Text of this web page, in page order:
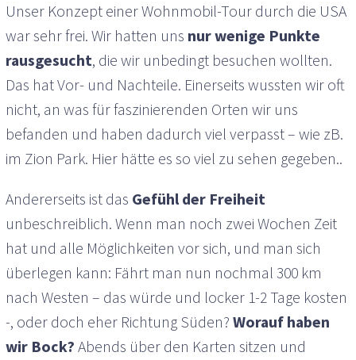
Unser Konzept einer Wohnmobil-Tour durch die USA
war sehr frei. Wir hatten uns nur wenige Punkte
rausgesucht, die wir unbedingt besuchen wollten.
Das hat Vor- und Nachteile. Einerseits wussten wir oft
nicht, an was für faszinierenden Orten wir uns
befanden und haben dadurch viel verpasst – wie zB.
im Zion Park. Hier hätte es so viel zu sehen gegeben..
Andererseits ist das Gefühl der Freiheit
unbeschreiblich. Wenn man noch zwei Wochen Zeit
hat und alle Möglichkeiten vor sich, und man sich
überlegen kann: Fährt man nun nochmal 300 km
nach Westen – das würde und locker 1-2 Tage kosten
-, oder doch eher Richtung Süden? Worauf haben
wir Bock? Abends über den Karten sitzen und